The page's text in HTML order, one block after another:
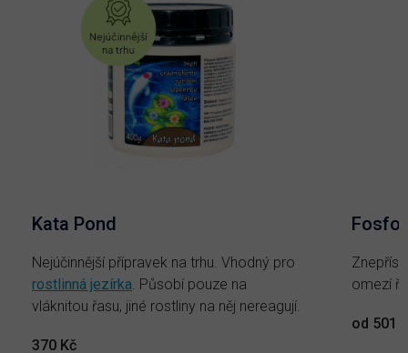
Kata Pond
Nejúčinnější přípravek na trhu. Vhodný pro
rostlinná jezírka . Působí pouze na
vláknitou řasu, jiné rostliny na něj nereagují.
370 Kč
omezí
od 501